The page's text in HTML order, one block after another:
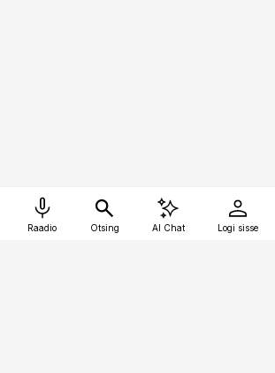
Raadio Otsing AI Chat Logi sisse